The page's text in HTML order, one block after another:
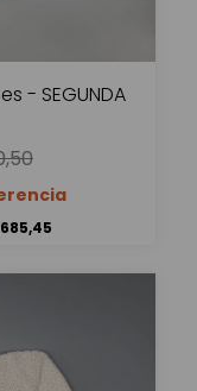
- SEGUNDA